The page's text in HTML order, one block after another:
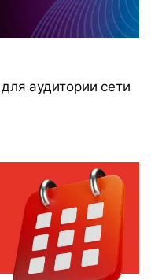
аудитории сети